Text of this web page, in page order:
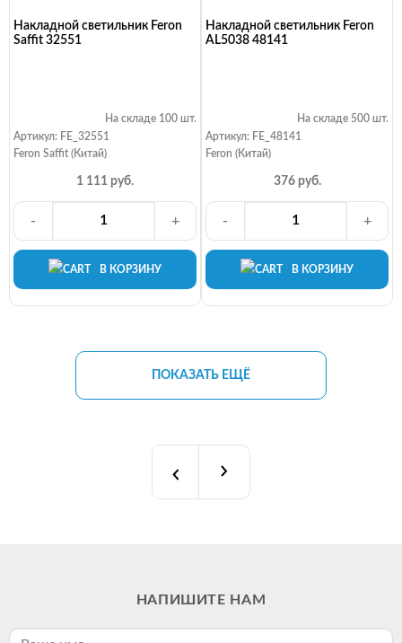
Накладной светильник Feron
Saffit 32551
На складе 100 шт.
Артикул: FE_32551
Feron Saffit (Китай)
1 111 руб.
В КОРЗИНУ
- +
Накладной светильник Feron
AL5038 48141
На складе 500 шт.
Артикул: FE_48141
Feron (Китай)
376 руб.
В КОРЗИНУ
- +
ПОКАЗАТЬ ЕЩЁ
НАПИШИТЕ НАМ